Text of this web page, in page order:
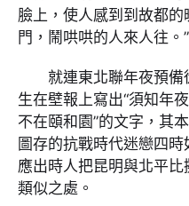
臉上，使人感到到故都
門，鬧哄哄的人來人往。”
就連東北聯年夜預
生在壁報上寫出“須知年
不在頤和園”的文字，其
圖存的抗戰時代迷戀四
應出時人把昆明與北平
類似之處。